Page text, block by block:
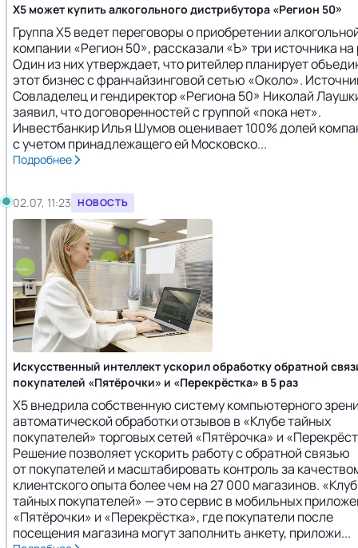
X5 может купить алкогольного дистрибутора «Регион 50»
Группа X5 ведет переговоры о приобретении
компании «Регион 50», рассказали «Ъ» три источника
Один из них утверждает, что ритейлер планирует
этот бизнес с франчайзинговой сетью «Около».
Совладелец и гендиректор «Региона 50» Николай
заявил, что договоренностей с группой «пока нет».
Инвестбанкир Илья Шумов оценивает 100% долей
с учетом принадлежащего ей Московско...
Подробнее
02.07, 11:23 НОВОСТЬ
Искусственный интеллект ускорил обработку обратной
покупателей «Пятёрочки» и «Перекрёстка» в 5 раз
Х5 внедрила собственную систему компьютерного
автоматической обработки отзывов в «Клубе тайных
покупателей» торговых сетей «Пятёрочка» и
Решение позволяет ускорить работу с обратной связью
от покупателей и масштабировать контроль за
клиентского опыта более чем на 27 000 магазинов. «Клуб
тайных покупателей» — это сервис в мобильных
«Пятёрочки» и «Перекрёстка», где покупатели после
посещения магазина могут заполнить анкету, приложи...